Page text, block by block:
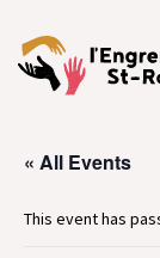
« All Events
This event has